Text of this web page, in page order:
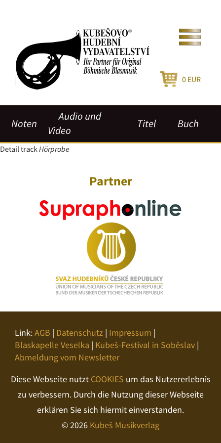
0 EUR
Noten
Audio und
Video
Titel Buch
Detail trackHörprobe
Partner
Link:AGB | Datenschutz | Impressum |
Blaskapelle Veselka | Kubeš-Festival in Soběslav |
Abmeldung vom Newsletter
Diese Webseite nutzt COOKIES um das Nutzererlebnis
zu verbessern. Durch die Nutzung dieser Webseite
erklären Sie sich hiermit einverstanden.
© 2026 Kubeš Musikverlag